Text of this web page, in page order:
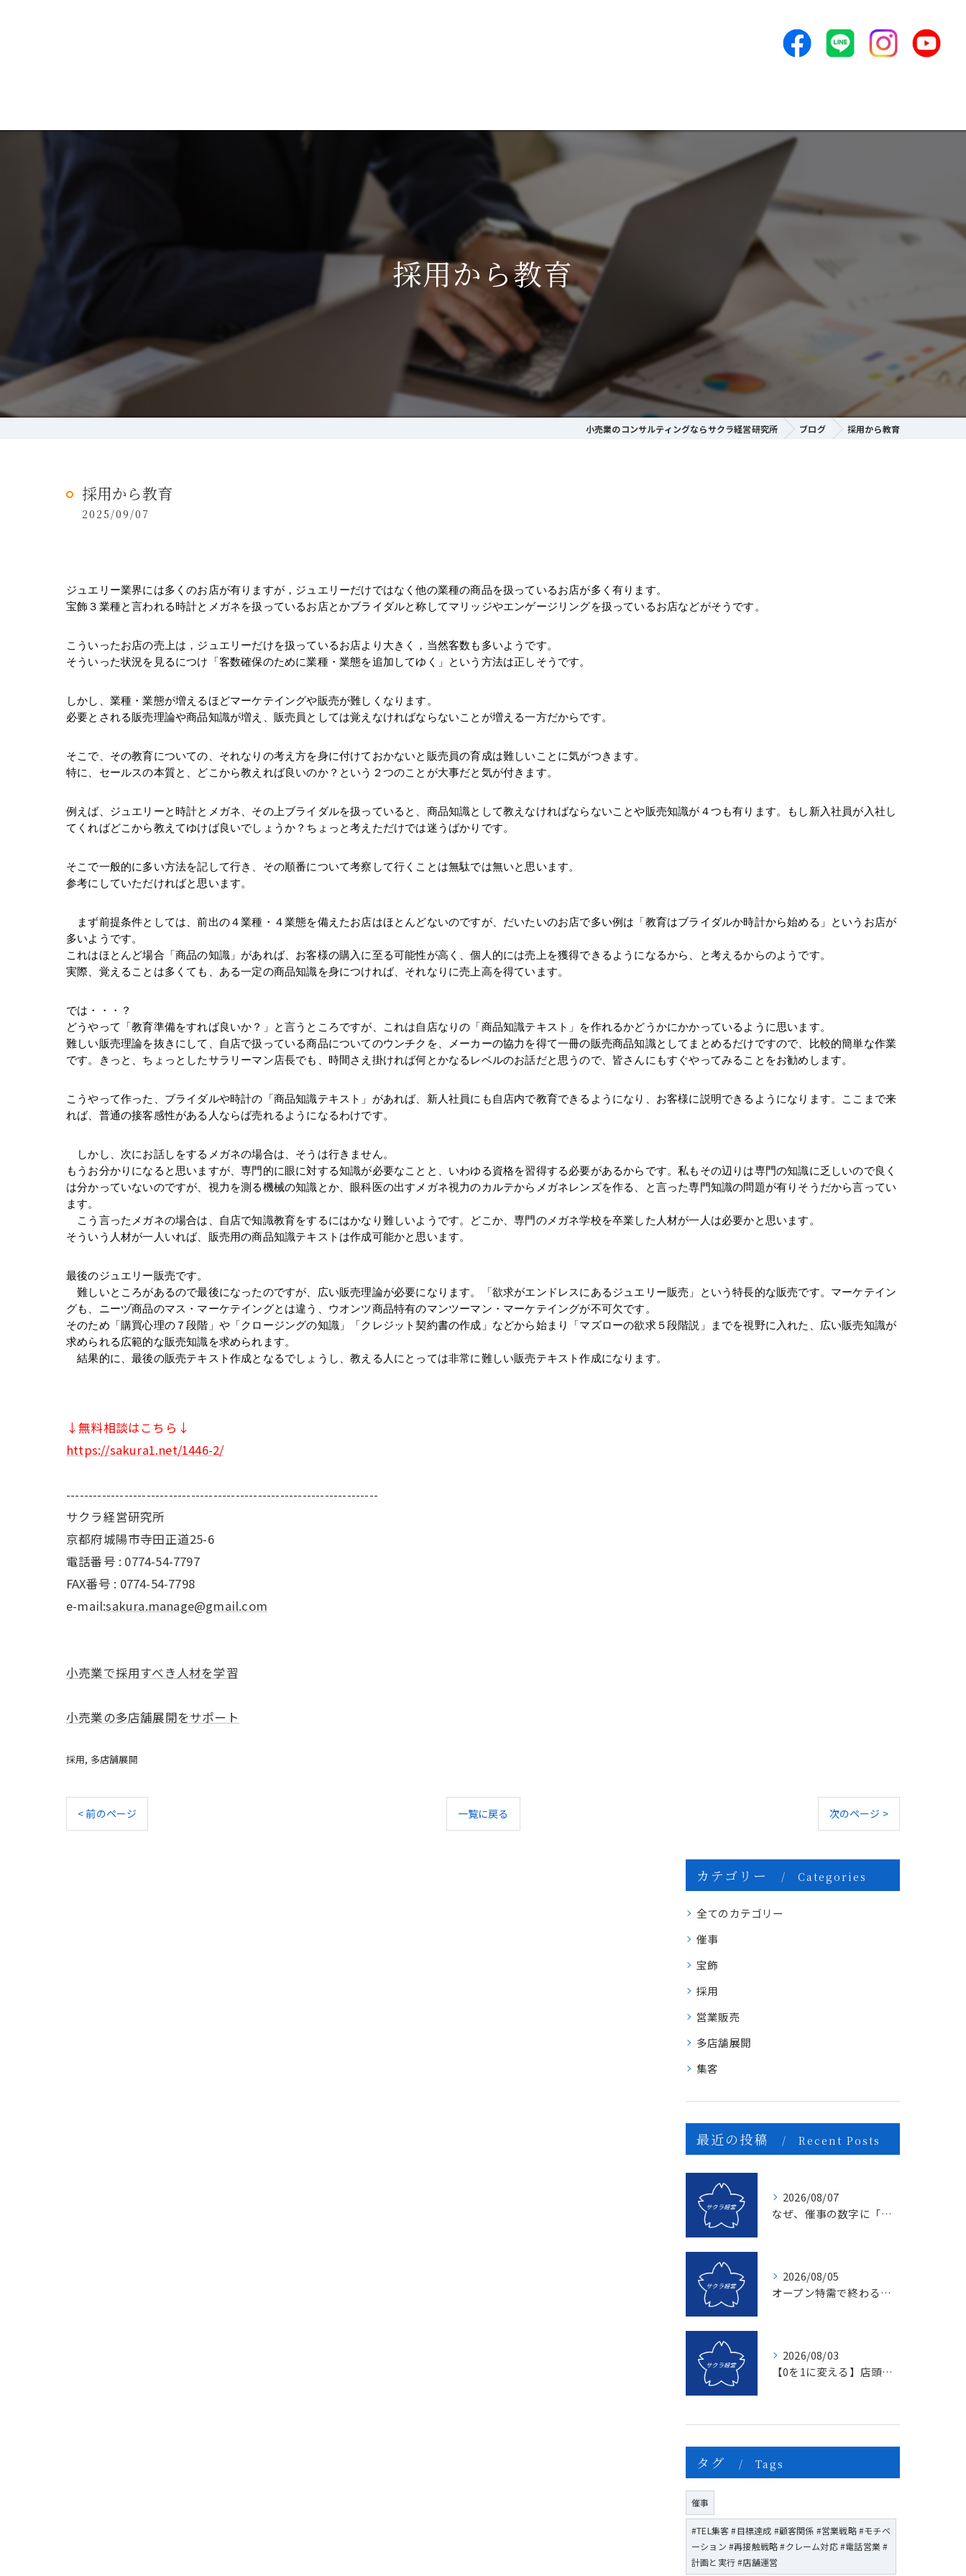
採用から教育
小売業のコンサルティングならサクラ経営研究所 ブログ 採用から教育
採用から教育
2025/09/07
ジュエリー業界には多くのお店が有りますが，ジュエリーだけではなく他の業種の商品を扱っているお店が多く有ります。
宝飾３業種と言われる時計とメガネを扱っているお店とかブライダルと称してマリッジやエンゲージリングを扱っているお店などがそうです。
こういったお店の売上は，ジュエリーだけを扱っているお店より大きく，当然客数も多いようです。
そういった状況を見るにつけ「客数確保のために業種・業態を追加してゆく」という方法は正しそうです。
しかし、業種・業態が増えるほどマーケテイングや販売が難しくなります。
必要とされる販売理論や商品知識が増え、販売員としては覚えなければならないことが増える一方だからです。
そこで、その教育についての、それなりの考え方を身に付けておかないと販売員の育成は難しいことに気がつきます。
特に、セールスの本質と、どこから教えれば良いのか？という２つのことが大事だと気が付きます。
例えば、ジュエリーと時計とメガネ、その上ブライダルを扱っていると、商品知識として教えなければならないことや販売知識が４つも有ります。もし新入社員が入社し
てくればどこから教えてゆけば良いでしょうか？ちょっと考えただけでは迷うばかりです。
そこで一般的に多い方法を記して行き、その順番について考察して行くことは無駄では無いと思います。
参考にしていただければと思います。
まず前提条件としては、前出の４業種・４業態を備えたお店はほとんどないのですが、だいたいのお店で多い例は「教育はブライダルか時計から始める」というお店が
多いようです。
これはほとんど場合「商品の知識」があれば、お客様の購入に至る可能性が高く、個人的には売上を獲得できるようになるから、と考えるからのようです。
実際、覚えることは多くても、ある一定の商品知識を身につければ、それなりに売上高を得ています。
では・・・？
どうやって「教育準備をすれば良いか？」と言うところですが、これは自店なりの「商品知識テキスト」を作れるかどうかにかかっているように思います。
難しい販売理論を抜きにして、自店で扱っている商品についてのウンチクを、メーカーの協力を得て一冊の販売商品知識としてまとめるだけですので、比較的簡単な作業
です。きっと、ちょっとしたサラリーマン店長でも、時間さえ掛ければ何とかなるレベルのお話だと思うので、皆さんにもすぐやってみることをお勧めします。
こうやって作った、ブライダルや時計の「商品知識テキスト」があれば、新人社員にも自店内で教育できるようになり、お客様に説明できるようになります。ここまで来
れば、普通の接客感性がある人ならば売れるようになるわけです。
しかし、次にお話しをするメガネの場合は、そうは行きません。
もうお分かりになると思いますが、専門的に眼に対する知識が必要なことと、いわゆる資格を習得する必要があるからです。私もその辺りは専門の知識に乏しいので良く
は分かっていないのですが、視力を測る機械の知識とか、眼科医の出すメガネ視力のカルテからメガネレンズを作る、と言った専門知識の問題が有りそうだから言ってい
ます。
こう言ったメガネの場合は、自店で知識教育をするにはかなり難しいようです。どこか、専門のメガネ学校を卒業した人材が一人は必要かと思います。
そういう人材が一人いれば、販売用の商品知識テキストは作成可能かと思います。
最後のジュエリー販売です。
難しいところがあるので最後になったのですが、広い販売理論が必要になります。「欲求がエンドレスにあるジュエリー販売」という特長的な販売です。マーケテイン
グも、ニーヅ商品のマス・マーケテイングとは違う、ウオンツ商品特有のマンツーマン・マーケテイングが不可欠です。
そのため「購買心理の７段階」や「クロージングの知識」「クレジット契約書の作成」などから始まり「マズローの欲求５段階説」までを視野に入れた、広い販売知識が
求められる広範的な販売知識を求められます。
結果的に、最後の販売テキスト作成となるでしょうし、教える人にとっては非常に難しい販売テキスト作成になります。
↓無料相談はこちら↓
https://sakura1.net/1446-2/
----------------------------------------------------------------------
サクラ経営研究所
京都府城陽市寺田正道25-6
電話番号 : 0774-54-7797
FAX番号 : 0774-54-7798
e-mail:sakura.manage@gmail.com
小売業で採用すべき人材を学習
小売業の多店舗展開をサポート
採用 多店舗展開
< 前のページ 一覧に戻る 次のページ >
カテゴリー Categories
全てのカテゴリー
催事
宝飾
採用
営業販売
多店舗展開
集客
最近の投稿 Recent Posts
2026/08/07
なぜ、催事の数字に「ムラ」が出るのか？1億を3億にする「3つの計画表」の秘密
2026/08/05
オープン特需で終わる店、成長し続ける店の決定的な違いとは？〜新規名簿開拓の２つの方法〜
2026/08/03
【0を1に変える】店頭販売のマンネリを打破する「上司のたった一つの行動」とは？
タグ Tags
催事
#TEL集客 #目標達成 #顧客関係 #営業戦略 #モチベ
ーション #再接触戦略 #クレーム対応 #電話営業 #
計画と実行 #店舗運営